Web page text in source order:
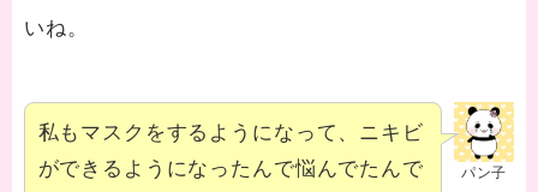
いね。
パン子
私もマスクをするようになって、ニキビ
ができるようになったんで悩んでたんで